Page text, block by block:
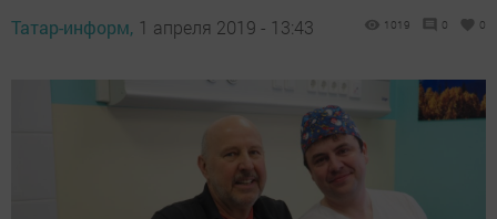
Татар-информ, 1 апреля 2019 - 13:43 1019 0 0